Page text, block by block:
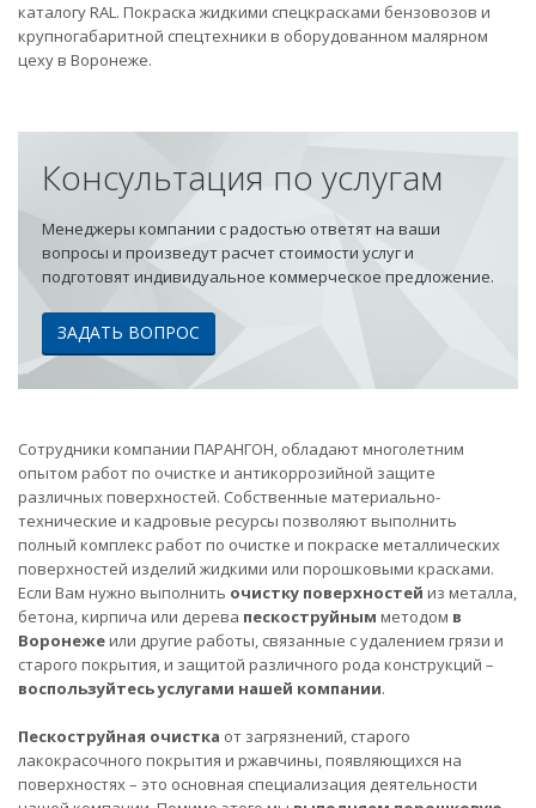
каталогу RAL. Покраска жидкими спецкрасками бензовозов и
крупногабаритной спецтехники в оборудованном малярном
цеху в Воронеже.
Консультация по услугам
Менеджеры компании с радостью ответят на ваши
вопросы и произведут расчет стоимости услуг и
подготовят индивидуальное коммерческое предложение.
ЗАДАТЬ ВОПРОС
Сотрудники компании ПАРАНГОН, обладают многолетним
опытом работ по очистке и антикоррозийной защите
различных поверхностей. Собственные материально-
технические и кадровые ресурсы позволяют выполнить
полный комплекс работ по очистке и покраске металлических
поверхностей изделий жидкими или порошковыми красками.
Если Вам нужно выполнить очистку поверхностей из металла,
бетона, кирпича или дерева пескоструйным методом в
Воронежеили другие работы, связанные с удалением грязи и
старого покрытия, и защитой различного рода конструкций –
воспользуйтесь услугами нашей компании.
Пескоструйная очистка от загрязнений, старого
лакокрасочного покрытия и ржавчины, появляющихся на
поверхностях – это основная специализация деятельности